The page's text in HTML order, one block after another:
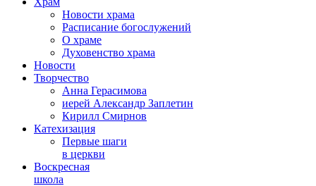
Новости храма
Расписание богослужений
О храме
Духовенство храма
Новости
Творчество
Анна Герасимова
иерей Александр Заплетин
Кирилл Смирнов
Катехизация
Первые шаги
в церкви
Воскресная
школа